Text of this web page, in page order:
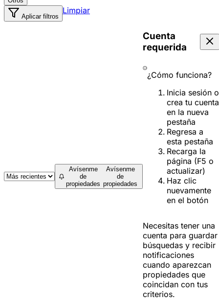
Aplicar filtros
Limpiar
Avísenme
de
propiedades
Avísenme
de
propiedades
Cuenta
requerida
¿Cómo funciona?
Inicia sesión o
crea tu cuenta
en la nueva
pestaña
Regresa a
esta pestaña
Recarga la
página (F5 o
actualizar)
Haz clic
nuevamente
en el botón
Necesitas tener una
cuenta para guardar
búsquedas y recibir
notificaciones
cuando aparezcan
propiedades que
coincidan con tus
criterios.